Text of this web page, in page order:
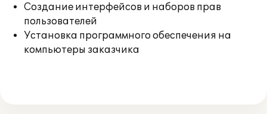
Создание интерфейсов и наборов прав
пользователей
Установка программного обеспечения на
компьютеры заказчика